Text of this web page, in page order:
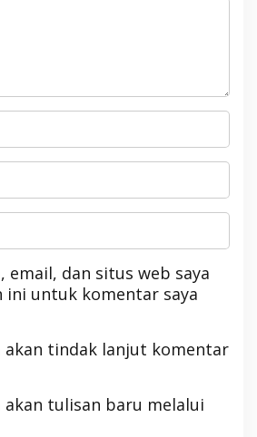
email, dan situs web saya
ini untuk komentar saya
akan tindak lanjut komentar
akan tulisan baru melalui